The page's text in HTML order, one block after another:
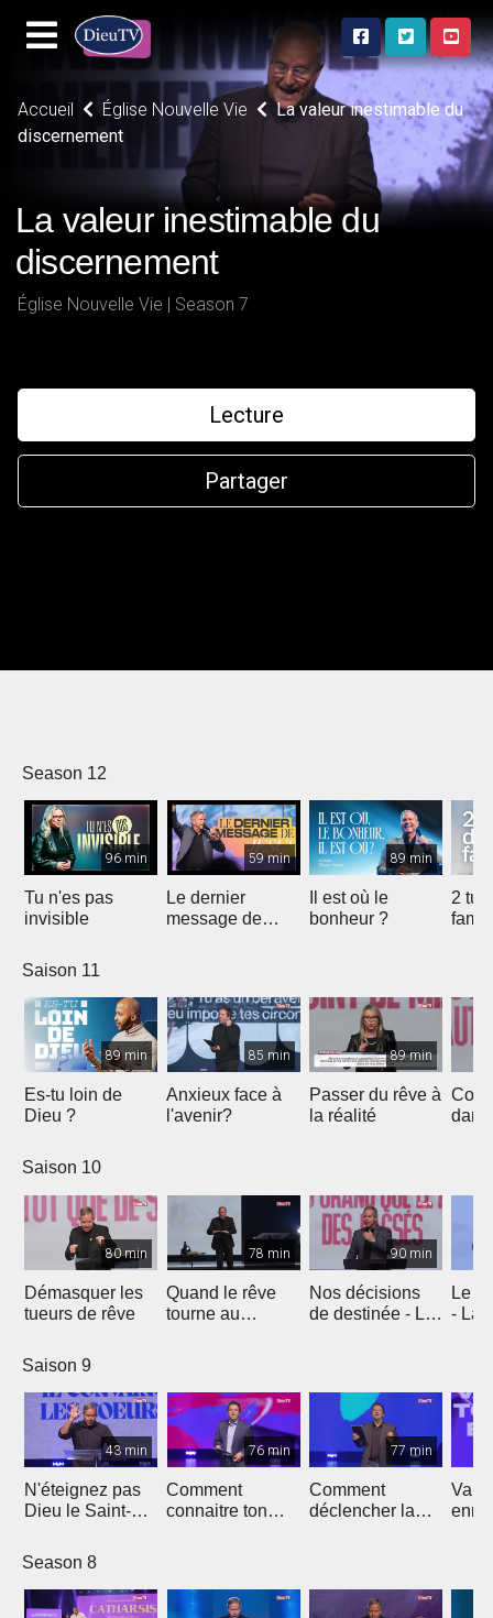
Accueil Église Nouvelle Vie
La valeur inestimable du
discernement
La valeur inestimable du
discernement
Église Nouvelle Vie | Season 7
Lecture
Partager
Season 12
96 min
Tu n'es pas
invisible
59 min
Le dernier
message de
89 min
Il est où le
bonheur ?
2
Saison 11
89 min
Es-tu loin de
Dieu ?
85 min
Anxieux face à
l'avenir?
89 min
Passer du rêve à
la réalité
dans
Saison 10
80 min
Démasquer les
tueurs de rêve
78 min
Quand le rêve
tourne au
90 min
Nos décisions
de destinée - La
Le
- La
Saison 9
43 min
N'éteignez pas
Dieu le Saint-
76 min
Comment
connaitre ton
77 min
Comment
déclencher la
Season 8